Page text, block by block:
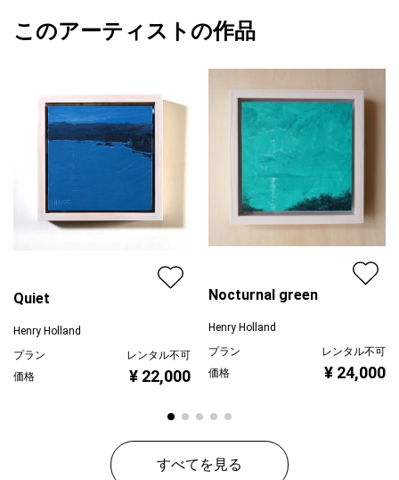
カラー
赤
配送目安
一週間以内
Henry Holland
このアーティストの作品
Quiet
Henry Holland
プラン
レンタル不可
価格
¥ 22,000
Nocturnal green
Henry Holland
プラン
レンタル不可
価格
¥ 24,000
すべてを見る